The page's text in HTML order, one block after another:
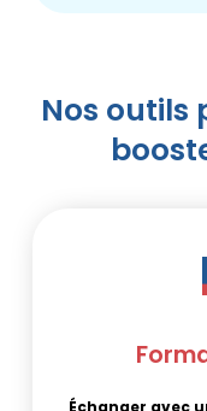
Nos outils